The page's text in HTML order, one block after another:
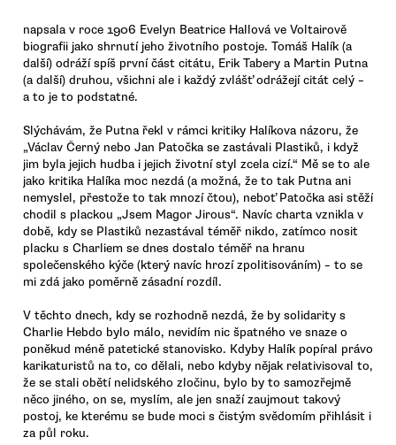
napsala v roce 1906 Evelyn Beatrice Hallová ve Voltairově
biografii jako shrnutí jeho životního postoje. Tomáš Halík (a
další) odráží spíš první část citátu, Erik Tabery a Martin Putna
(a další) druhou, všichni ale i každý zvlášť odrážejí citát celý –
a to je to podstatné.
Slýchávám, že Putna řekl v rámci kritiky Halíkova názoru, že
„Václav Černý nebo Jan Patočka se zastávali Plastiků, i když
jim byla jejich hudba i jejich životní styl zcela cizí.“ Mě se to ale
jako kritika Halíka moc nezdá (a možná, že to tak Putna ani
nemyslel, přestože to tak mnozí čtou), neboť Patočka asi stěží
chodil s plackou „Jsem Magor Jirous“. Navíc charta vznikla v
době, kdy se Plastiků nezastával téměř nikdo, zatímco nosit
placku s Charliem se dnes dostalo téměř na hranu
společenského kýče (který navíc hrozí zpolitisováním) – to se
mi zdá jako poměrně zásadní rozdíl.
V těchto dnech, kdy se rozhodně nezdá, že by solidarity s
Charlie Hebdo bylo málo, nevidím nic špatného ve snaze o
poněkud méně patetické stanovisko. Kdyby Halík popíral právo
karikaturistů na to, co dělali, nebo kdyby nějak relativisoval to,
že se stali obětí nelidského zločinu, bylo by to samozřejmě
něco jiného, on se, myslím, ale jen snaží zaujmout takový
postoj, ke kterému se bude moci s čistým svědomím přihlásit i
za půl roku.